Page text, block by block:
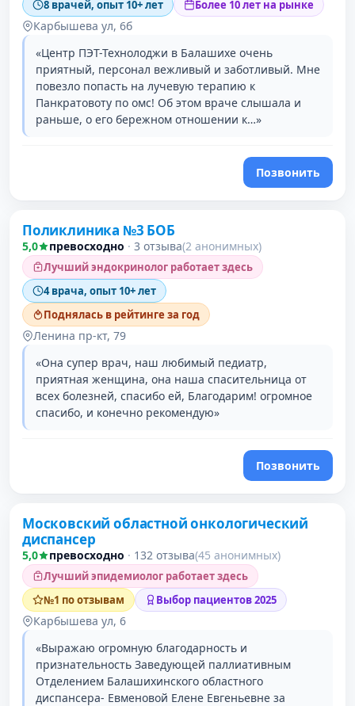
8 врачей, опыт 10+ лет Более 10 лет на рынке
Карбышева ул, 6б
«Центр ПЭТ-Технолоджи в Балашихе очень
приятный, персонал вежливый и заботливый. Мне
повезло попасть на лучевую терапию к
Панкратовоту по омс! Об этом враче слышала и
раньше, о его бережном отношении к…»
Позвонить
Поликлиника №3 БОБ
5,0 превосходно · 3 отзыва(2 анонимных)
Лучший эндокринолог работает здесь
4 врача, опыт 10+ лет
Поднялась в рейтинге за год
Ленина пр-кт, 79
«Она супер врач, наш любимый педиатр,
приятная женщина, она наша спасительница от
всех болезней, спасибо ей, Благодарим! огромное
спасибо, и конечно рекомендую»
Позвонить
Московский областной онкологический
диспансер
5,0 превосходно · 132 отзыва(45 анонимных)
Лучший эпидемиолог работает здесь
№1 по отзывам
Выбор пациентов 2025
Карбышева ул, 6
«Выражаю огромную благодарность и
признательность Заведующей паллиативным
Отделением Балашихинского областного
диспансера- Евменовой Елене Евгеньевне за